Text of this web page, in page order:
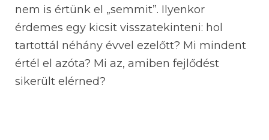
nem is értünk el „semmit”. Ilyenkor
érdemes egy kicsit visszatekinteni: hol
tartottál néhány évvel ezelőtt? Mi mindent
értél el azóta? Mi az, amiben fejlődést
sikerült elérned?